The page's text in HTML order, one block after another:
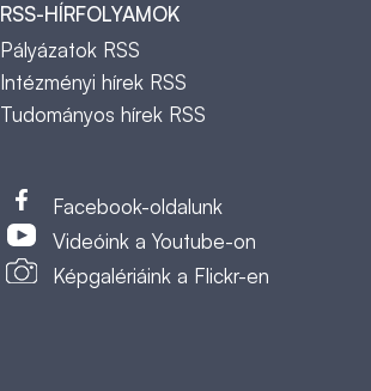
RSS-HÍRFOLYAMOK
Pályázatok RSS
Intézményi hírek RSS
Tudományos hírek RSS
Facebook-oldalunk
Videóink a Youtube-on
Képgalériáink a Flickr-en